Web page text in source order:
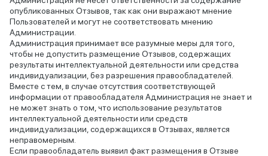
опубликованных Отзывов, так как они выражают мнение
Пользователей и могут не соответствовать мнению
Администрации.
Администрация принимает все разумные меры для того,
чтобы не допустить размещение Отзывов, содержащих
результаты интеллектуальной деятельности или средства
индивидуализации, без разрешения правообладателей.
Вместе с тем, в случае отсутствия соответствующей
информации от правообладателя Администрация не знает и
не может знать о том, что использование результатов
интеллектуальной деятельности или средств
индивидуализации, содержащихся в Отзывах, является
неправомерным.
Если правообладатель выявил факт размещения в Отзыве